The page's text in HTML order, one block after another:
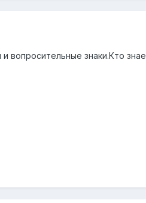
вопросительные знаки.Кто